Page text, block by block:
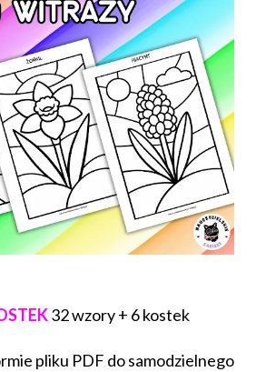
32 wzory + 6 kostek
pliku PDF do samodzielnego